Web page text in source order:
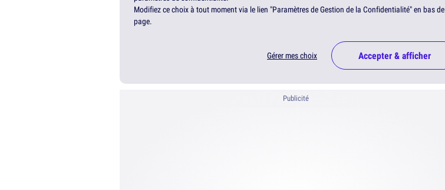
Modifiez ce choix à tout moment via le lien "Paramètres de Gestion de la Confidentialité" en bas de
page.
Gérer mes choix Accepter & afficher
Publicité